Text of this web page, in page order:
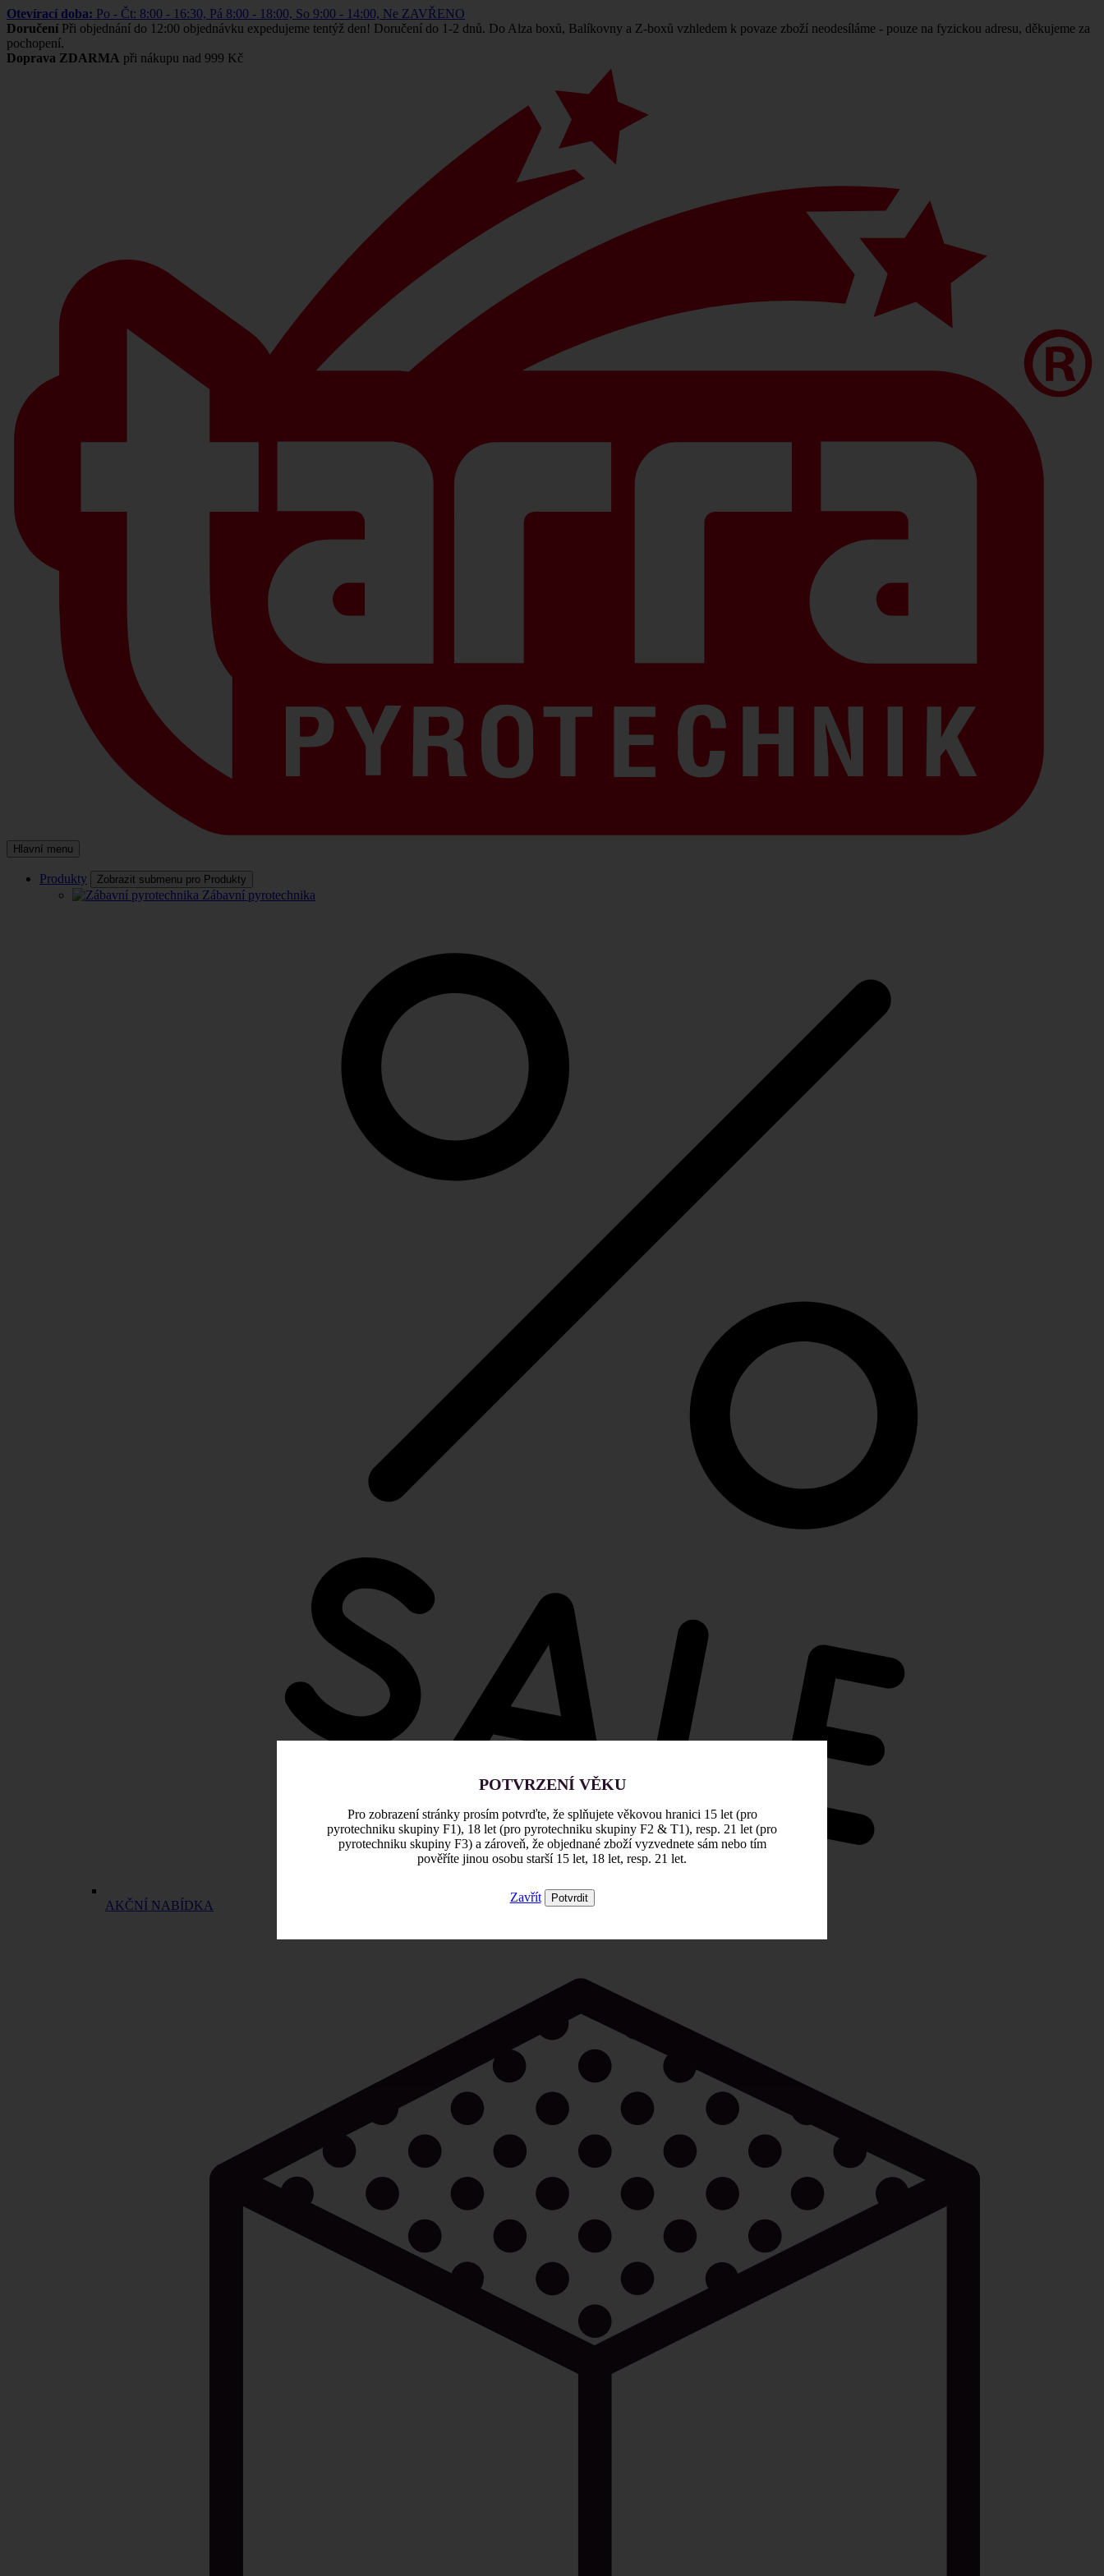
Otevírací doba: Po - Čt: 8:00 - 16:30, Pá 8:00 - 18:00, So 9:00 - 14:00, Ne ZAVŘENO
Doručení Při objednání do 12:00 objednávku expedujeme tentýž den! Doručení do 1-2 dnů. Do Alza boxů, Balíkovny a Z-boxů vzhledem k povaze zboží neodesíláme - pouze na fyzickou adresu, děkujeme za
pochopení.
Doprava ZDARMA při nákupu nad 999 Kč
Hlavní menu
Produkty Zobrazit submenu pro Produkty
Zábavní pyrotechnika
AKČNÍ NABÍDKA
POTVRZENÍ VĚKU
Pro zobrazení stránky prosím potvrďte, že splňujete věkovou hranici 15 let (pro
pyrotechniku skupiny F1), 18 let (pro pyrotechniku skupiny F2 & T1), resp. 21 let (pro
pyrotechniku skupiny F3) a zároveň, že objednané zboží vyzvednete sám nebo tím
pověříte jinou osobu starší 15 let, 18 let, resp. 21 let.
Zavřít Potvrdit